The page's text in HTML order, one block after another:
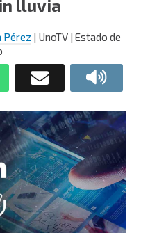
lluvia
Pérez | UnoTV | Estado de